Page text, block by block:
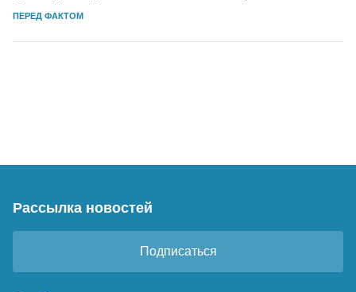
ПЕРЕД ФАКТОМ
Рассылка новостей
Подписаться